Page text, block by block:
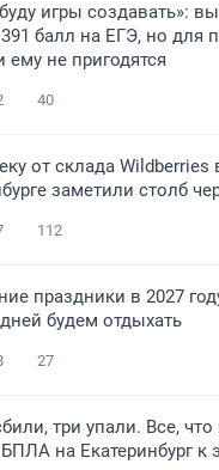
игры создавать»:
балл на ЕГЭ, но для
ему не пригодятся
40
от склада Wildberries
заметили столб
112
праздники в 2027
будем отдыхать
27
три упали. Все, что
на Екатеринбург к